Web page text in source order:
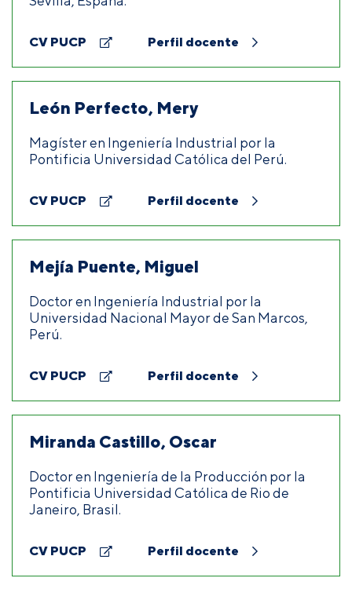
CV PUCP Perfil docente
León Perfecto, Mery
Magíster en Ingeniería Industrial por la
Pontificia Universidad Católica del Perú.
CV PUCP Perfil docente
Mejía Puente, Miguel
Doctor en Ingeniería Industrial por la
Universidad Nacional Mayor de San Marcos,
Perú.
CV PUCP Perfil docente
Miranda Castillo, Oscar
Doctor en Ingeniería de la Producción por la
Pontificia Universidad Católica de Rio de
Janeiro, Brasil.
CV PUCP Perfil docente